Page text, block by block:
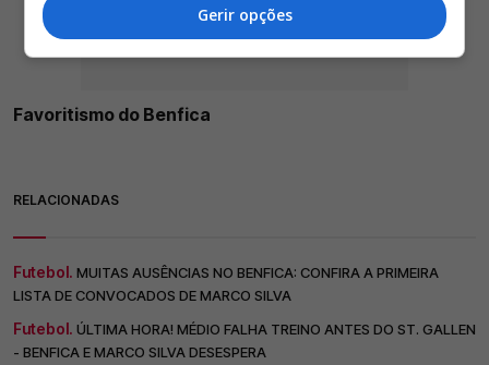
Favoritismo do Benfica
RELACIONADAS
Futebol. MUITAS AUSÊNCIAS NO BENFICA: CONFIRA A PRIMEIRA
LISTA DE CONVOCADOS DE MARCO SILVA
Futebol. ÚLTIMA HORA! MÉDIO FALHA TREINO ANTES DO ST. GALLEN
- BENFICA E MARCO SILVA DESESPERA
Gerir opções